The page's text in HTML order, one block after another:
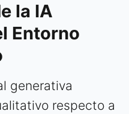
la IA
Entorno
generativa
respecto a